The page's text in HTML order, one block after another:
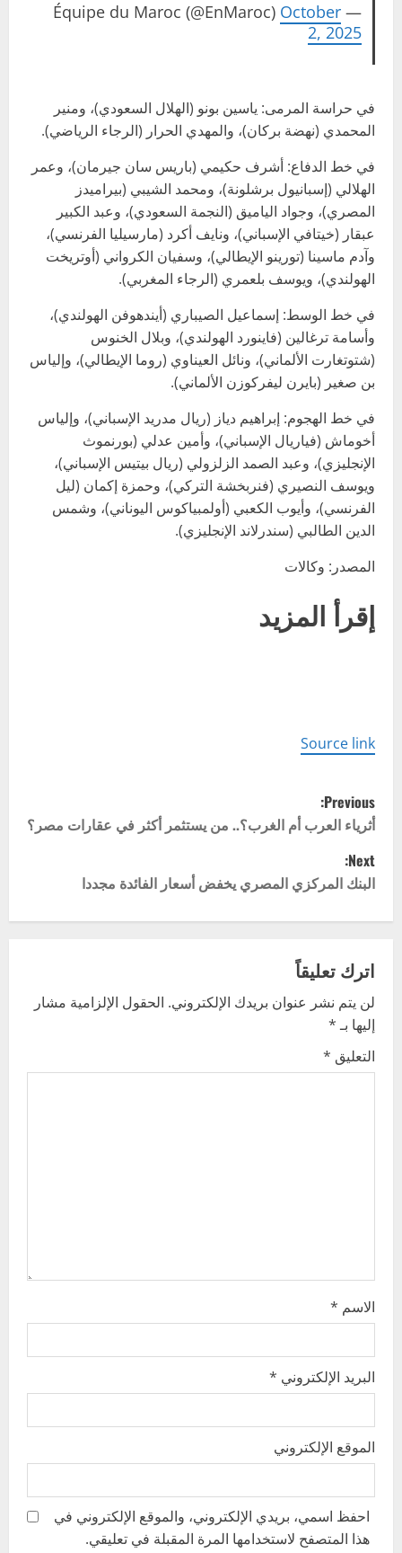
— Équipe du Maroc (@EnMaroc)
October
2, 2025
في حراسة المرمى: ياسين بونو (الهلال السعودي)، ومنير
المحمدي (نهضة بركان)، والمهدي الحرار (الرجاء الرياضي).
في خط الدفاع: أشرف حكيمي (باريس سان جيرمان)، وعمر
الهلالي (إسبانيول برشلونة)، ومحمد الشيبي (بيراميدز
المصري)، وجواد الياميق (النجمة السعودي)، وعبد الكبير
عبقار (خيتافي الإسباني)، ونايف أكرد (مارسيليا الفرنسي)،
وآدم ماسينا (تورينو الإيطالي)، وسفيان الكرواني (أوتريخت
الهولندي)، ويوسف بلعمري (الرجاء المغربي).
في خط الوسط: إسماعيل الصيباري (أيندهوفن الهولندي)،
وأسامة ترغالين (فاينورد الهولندي)، وبلال الخنوس
(شتوتغارت الألماني)، ونائل العيناوي (روما الإيطالي)، وإلياس
بن صغير (بايرن ليفركوزن الألماني).
في خط الهجوم: إبراهيم دياز (ريال مدريد الإسباني)، وإلياس
أخوماش (فياريال الإسباني)، وأمين عدلي (بورنموث
الإنجليزي)، وعبد الصمد الزلزولي (ريال بيتيس الإسباني)،
ويوسف النصيري (فنربخشة التركي)، وحمزة إكمان (ليل
الفرنسي)، وأيوب الكعبي (أولمبياكوس اليوناني)، وشمس
الدين الطالبي (سندرلاند الإنجليزي).
المصدر: وكالات
إقرأ المزيد
Source link
P
o
s
a
v
i
n
Previous:
أثرياء العرب أم الغرب؟.. من يستثمر أكثر في عقارات مصر؟
Next:
البنك المركزي المصري يخفض أسعار الفائدة مجددا
اترك تعليقاً
لن يتم نشر عنوان بريدك الإلكتروني. الحقول الإلزامية مشار
إليها بـ*
التعليق *
الاسم *
البريد الإلكتروني *
الموقع الإلكتروني
احفظ اسمي، بريدي الإلكتروني، والموقع الإلكتروني في
هذا المتصفح لاستخدامها المرة المقبلة في تعليقي.